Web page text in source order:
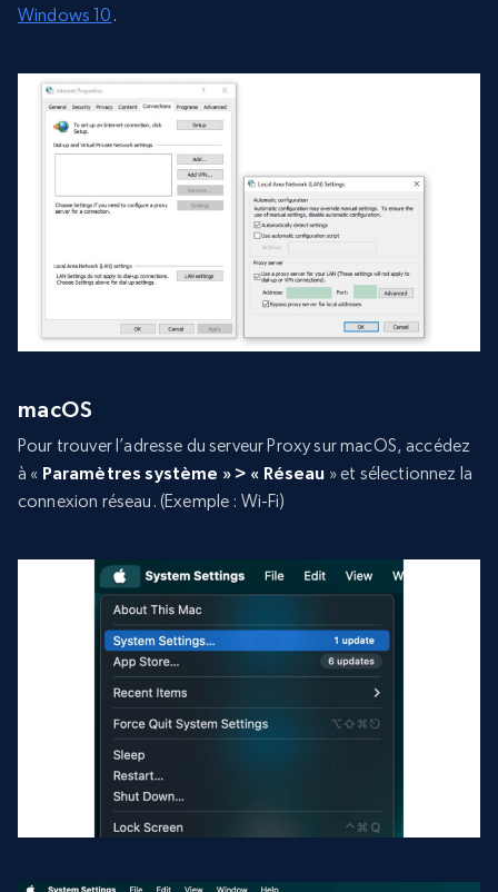
Windows 10 .
macOS
Pour trouver l’adresse du serveur Proxy sur macOS, accédez
à « Paramètres système » > « Réseau » et sélectionnez la
connexion réseau. (Exemple : Wi-Fi)